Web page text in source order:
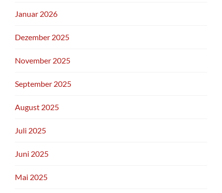
Januar 2026
Dezember 2025
November 2025
September 2025
August 2025
Juli 2025
Juni 2025
Mai 2025